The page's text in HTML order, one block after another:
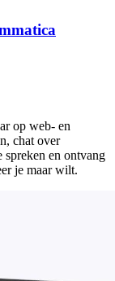
op web- en
chat over
spreken en ontvang
je maar wilt.